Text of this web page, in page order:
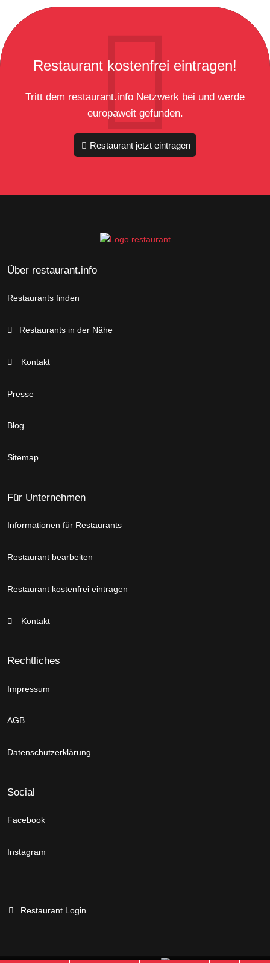
Restaurant kostenfrei eintragen!
Tritt dem restaurant.info Netzwerk bei und werde
europaweit gefunden.
Restaurant jetzt eintragen
Über restaurant.info
Restaurants finden
Restaurants in der Nähe
Kontakt
Presse
Blog
Sitemap
Für Unternehmen
Informationen für Restaurants
Restaurant bearbeiten
Restaurant kostenfrei eintragen
Kontakt
Rechtliches
Impressum
AGB
Datenschutzerklärung
Social
Facebook
Instagram
Restaurant Login